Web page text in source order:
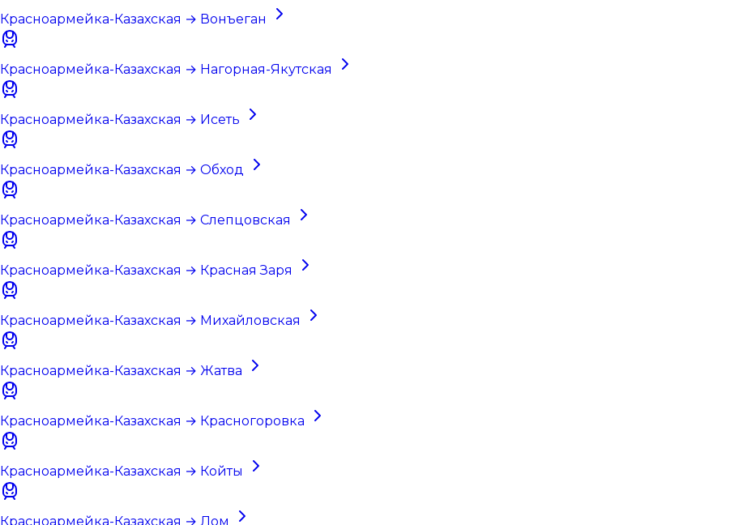
Красноармейка-Казахская → Вонъеган
Красноармейка-Казахская → Нагорная-Якутская
Красноармейка-Казахская → Исеть
Красноармейка-Казахская → Обход
Красноармейка-Казахская → Слепцовская
Красноармейка-Казахская → Красная Заря
Красноармейка-Казахская → Михайловская
Красноармейка-Казахская → Жатва
Красноармейка-Казахская → Красногоровка
Красноармейка-Казахская → Койты
Красноармейка-Казахская → Лом